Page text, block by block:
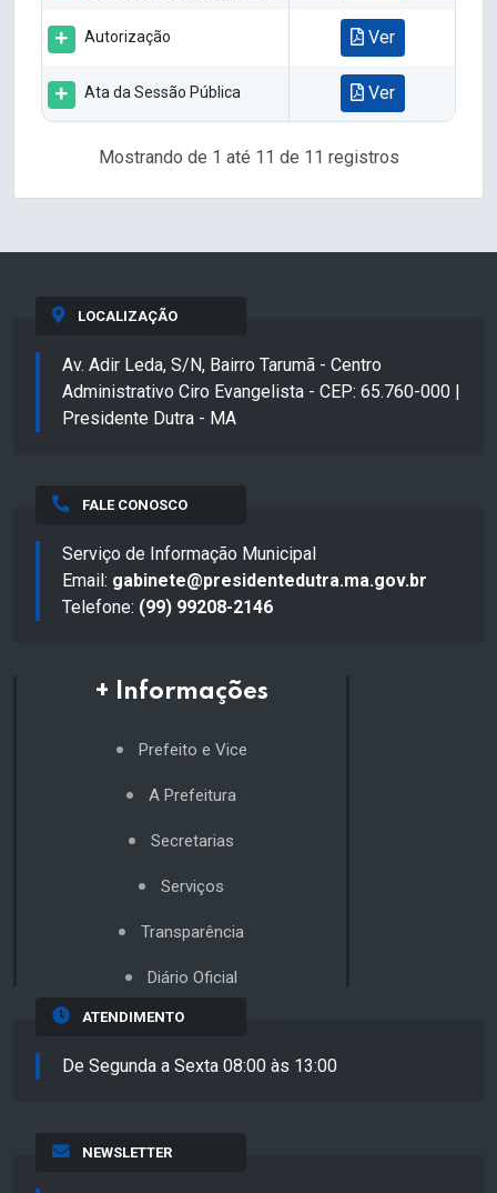
Autorização Ver
Ata da Sessão Pública Ver
Mostrando de 1 até 11 de 11 registros
LOCALIZAÇÃO
Av. Adir Leda, S/N, Bairro Tarumã - Centro
Administrativo Ciro Evangelista - CEP: 65.760-000 |
Presidente Dutra - MA
FALE CONOSCO
Serviço de Informação Municipal
Email: gabinete@presidentedutra.ma.gov.br
Telefone: (99) 99208-2146
+ Informações
Prefeito e Vice
A Prefeitura
Secretarias
Serviços
Transparência
Diário Oficial
ATENDIMENTO
De Segunda a Sexta 08:00 às 13:00
NEWSLETTER